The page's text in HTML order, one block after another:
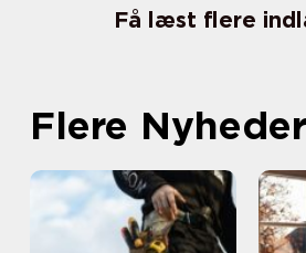
Få læst flere
Flere Nyheder